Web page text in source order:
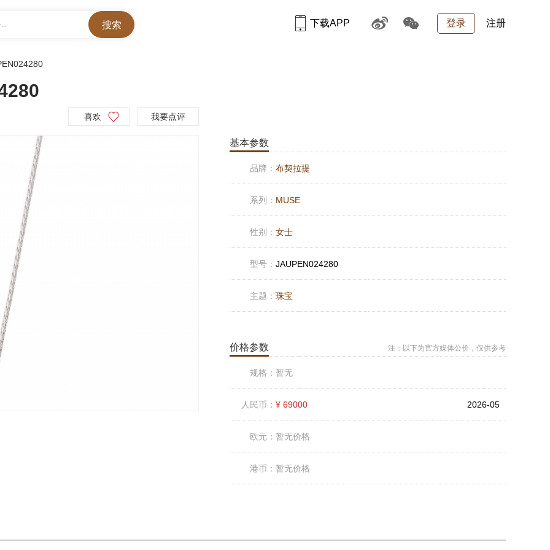
登录 注册
下载APP
喜欢 我要点评
基本参数
品牌： 布契拉提
系列： MUSE
性别： 女士
型号： JAUPEN024280
主题： 珠宝
价格参数 注：以下为官方媒体公价，仅供参考
规格： 暂无
人民币： ¥ 69000 2026-05
欧元： 暂无价格
港币： 暂无价格